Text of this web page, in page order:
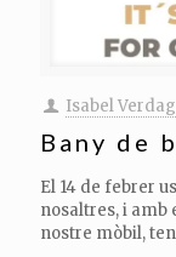
Isabel
Bany de
El 14 de febrer
nosaltres, i amb
nostre mòbil,